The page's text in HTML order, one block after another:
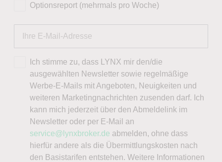
Optionsreport (mehrmals pro Woche)
Ich stimme zu, dass LYNX mir den/die
ausgewählten Newsletter sowie regelmäßige
Werbe-E-Mails mit Angeboten, Neuigkeiten und
weiteren Marketingnachrichten zusenden darf. Ich
kann mich jederzeit über den Abmeldelink im
Newsletter oder per E-Mail an
service@lynxbroker.de abmelden, ohne dass
hierfür andere als die Übermittlungskosten nach
den Basistarifen entstehen. Weitere Informationen